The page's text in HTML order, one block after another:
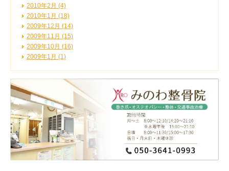
2010年2月 (4)
2010年1月 (18)
2009年12月 (14)
2009年11月 (15)
2009年10月 (16)
2009年1月 (1)